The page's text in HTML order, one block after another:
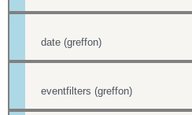
date (greffon)
eventfilters (greffon)